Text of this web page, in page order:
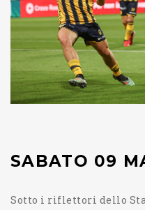
SABATO 09
Sotto i riflettori dello